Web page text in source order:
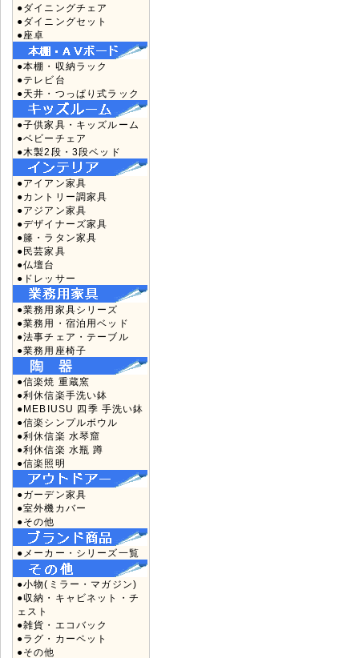
●ダイニングチェア
●ダイニングセット
●座卓
●本棚・収納ラック
●テレビ台
●天井・つっぱり式ラック
●子供家具・キッズルーム
●ベビーチェア
●木製2段・3段ベッド
●アイアン家具
●カントリー調家具
●アジアン家具
●デザイナーズ家具
●籐・ラタン家具
●民芸家具
●仏壇台
●ドレッサー
●業務用家具シリーズ
●業務用・宿泊用ベッド
●法事チェア・テーブル
●業務用座椅子
●信楽焼 重蔵窯
●利休信楽手洗い鉢
●MEBIUSU 四季 手洗い鉢
●信楽シンプルボウル
●利休信楽 水琴窟
●利休信楽 水瓶 蹲
●信楽照明
●ガーデン家具
●室外機カバー
●その他
●メーカー・シリーズ一覧
●小物(ミラー・マガジン)
●収納・キャビネット・チ
ェスト
●雑貨・エコバック
●ラグ・カーペット
●その他